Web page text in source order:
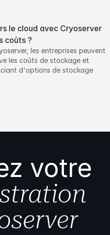
le cloud avec Cryoserver
coûts ?
les entreprises peuvent
les coûts de stockage et
d'options de stockage
votre